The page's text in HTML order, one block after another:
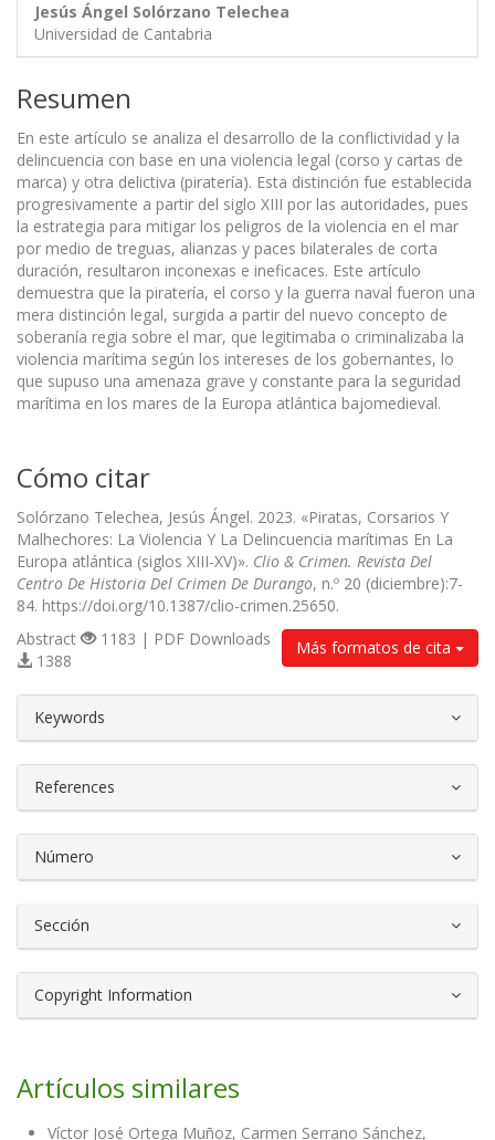
Jesús Ángel Solórzano Telechea
Universidad de Cantabria
Resumen
En este artículo se analiza el desarrollo de la conflictividad y la
delincuencia con base en una violencia legal (corso y cartas de
marca) y otra delictiva (piratería). Esta distinción fue establecida
progresivamente a partir del siglo XIII por las autoridades, pues
la estrategia para mitigar los peligros de la violencia en el mar
por medio de treguas, alianzas y paces bilaterales de corta
duración, resultaron inconexas e ineficaces. Este artículo
demuestra que la piratería, el corso y la guerra naval fueron una
mera distinción legal, surgida a partir del nuevo concepto de
soberanía regia sobre el mar, que legitimaba o criminalizaba la
violencia marítima según los intereses de los gobernantes, lo
que supuso una amenaza grave y constante para la seguridad
marítima en los mares de la Europa atlántica bajomedieval.
Cómo citar
Solórzano Telechea, Jesús Ángel. 2023. «Piratas, Corsarios Y
Malhechores: La Violencia Y La Delincuencia marítimas En La
Europa atlántica (siglos XIII-XV)». Clio & Crimen. Revista Del
Centro De Historia Del Crimen De Durango, n.º 20 (diciembre):7-
84. https://doi.org/10.1387/clio-crimen.25650.
Más formatos de cita
Abstract
1183 | PDF Downloads
1388
Keywords
References
Número
Sección
Copyright Information
Artículos similares
Víctor José Ortega Muñoz, Carmen Serrano Sánchez,